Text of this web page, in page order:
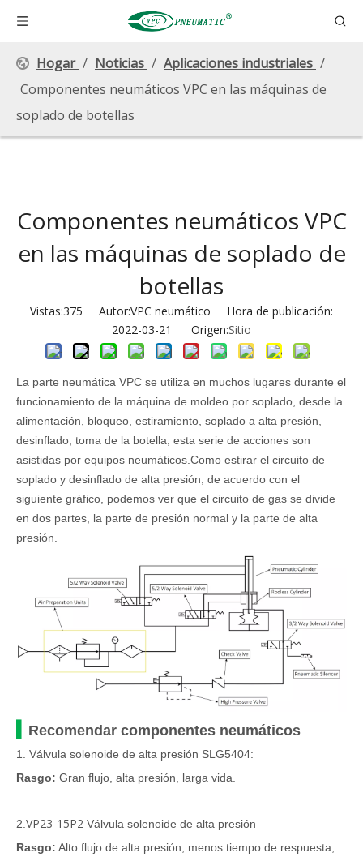
Hogar / Noticias / Aplicaciones industriales /
Componentes neumáticos VPC en las máquinas de
soplado de botellas
Componentes neumáticos VPC
en las máquinas de soplado de
botellas
Vistas:375 Autor:VPC neumático Hora de publicación:
2022-03-21 Origen:Sitio
La parte neumática VPC se utiliza en muchos lugares durante el
funcionamiento de la máquina de moldeo por soplado, desde la
alimentación, bloqueo, estiramiento, soplado a alta presión,
desinflado, toma de la botella, esta serie de acciones son
asistidas por equipos neumáticos.Como estirar el circuito de
soplado y desinflado de alta presión, de acuerdo con el
siguiente gráfico, podemos ver que el circuito de gas se divide
en dos partes, la parte de presión normal y la parte de alta
presión.
Recomendar componentes neumáticos
1. Válvula solenoide de alta presión SLG5404:
Rasgo: Gran flujo, alta presión, larga vida.
2. VP23-15P2 Válvula solenoide de alta presión
Rasgo: Alto flujo de alta presión, menos tiempo de respuesta,